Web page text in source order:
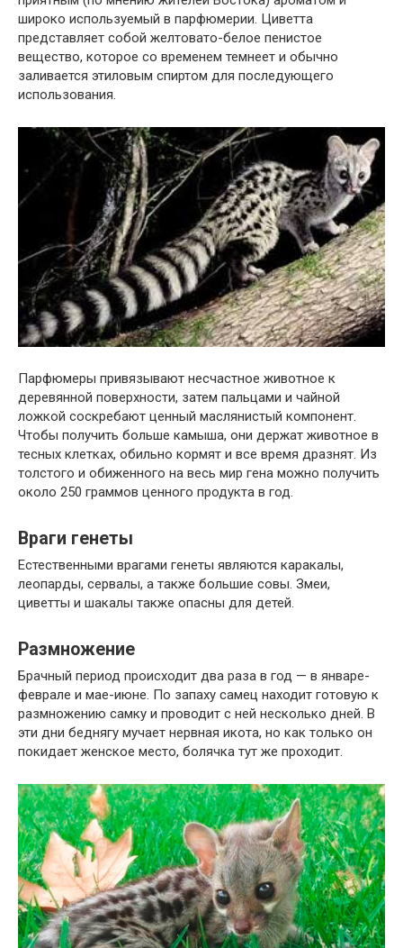
широко используемый в парфюмерии. Циветта
представляет собой желтовато-белое пенистое
вещество, которое со временем темнеет и обычно
заливается этиловым спиртом для последующего
использования.
Парфюмеры привязывают несчастное животное к
деревянной поверхности, затем пальцами и чайной
ложкой соскребают ценный маслянистый компонент.
Чтобы получить больше камыша, они держат животное в
тесных клетках, обильно кормят и все время дразнят. Из
толстого и обиженного на весь мир гена можно получить
около 250 граммов ценного продукта в год.
Враги генеты
Естественными врагами генеты являются каракалы,
леопарды, сервалы, а также большие совы. Змеи,
циветты и шакалы также опасны для детей.
Размножение
Брачный период происходит два раза в год — в январе-
феврале и мае-июне. По запаху самец находит готовую к
размножению самку и проводит с ней несколько дней. В
эти дни беднягу мучает нервная икота, но как только он
покидает женское место, болячка тут же проходит.